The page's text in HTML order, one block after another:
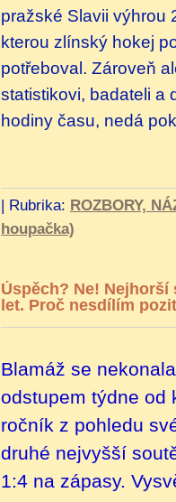
pražské Slavii výhrou
kterou zlínský hokej
potřeboval. Zároveň
statistikovi, badateli a
hodiny času, nedá
| Rubrika: ROZBORY,
houpačka)
Úspěch? Ne! Nejhorší
let. Proč nesdílím
Blamáž se
odstupem týdne od
ročník z pohledu
druhé nejvyšší
1:4 na zápasy.